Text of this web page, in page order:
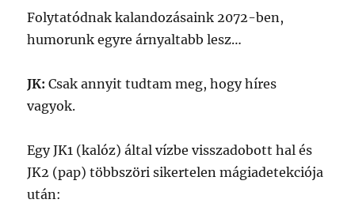
Folytatódnak kalandozásaink 2072-ben,
humorunk egyre árnyaltabb lesz…
JK: Csak annyit tudtam meg, hogy híres
vagyok.
Egy JK1 (kalóz) által vízbe visszadobott hal és
JK2 (pap) többszöri sikertelen mágiadetekciója
után: